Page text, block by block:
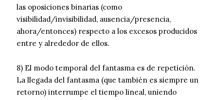
las oposiciones binarias (como
visibilidad/invisibilidad, ausencia/presencia,
ahora/entonces) respecto a los excesos producidos
entre y alrededor de ellos.
8) El modo temporal del fantasma es de repetición.
La llegada del fantasma (que también es siempre un
retorno) interrumpe el tiempo lineal, uniendo